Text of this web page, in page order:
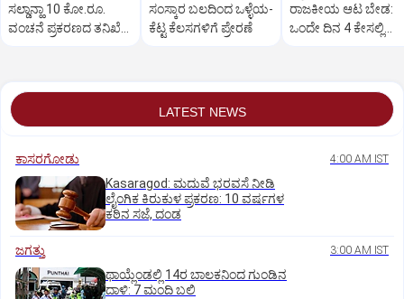
ಸಲ್ಡಾನ್ಹಾ 10 ಕೋ.ರೂ.
ವಂಚನೆ ಪ್ರಕರಣದ ತನಿಖೆ
ಸಂಸ್ಕಾರ ಬಲದಿಂದ ಒಳ್ಳೆಯ-
ಕೆಟ್ಟ ಕೆಲಸಗಳಿಗೆ ಪ್ರೇರಣೆ
ರಾಜಕೀಯ ಆಟ ಬೇಡ:
ಒಂದೇ ದಿನ 4 ಕೇಸಲ್ಲಿ
LATEST NEWS
ಕಾಸರಗೋಡು 4:00 AM IST
Kasaragod: ಮದುವೆ ಭರವಸೆ ನೀಡಿ
ಲೈಂಗಿಕ ಕಿರುಕುಳ ಪ್ರಕರಣ: 10 ವರ್ಷಗಳ
ಕಠಿನ ಸಜೆ, ದಂಡ
ಜಗತ್ತು 3:00 AM IST
ಥಾಯ್ಲೆಂಡಲ್ಲಿ 14ರ ಬಾಲಕನಿಂದ ಗುಂಡಿನ
ದಾಳಿ: 7 ಮಂದಿ ಬಲಿ